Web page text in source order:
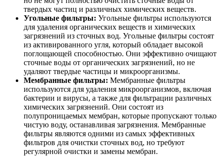
твердых частиц и различных химических веществ.
Угольные фильтры: Угольные фильтры используются
для удаления органических веществ и химических
загрязнений из сточных вод. Угольные фильтры состоят
из активированного угля, который обладает высокой
поглощающей способностью. Они эффективно очищают
сточные воды от органических загрязнений, но не
удаляют твердые частицы и микроорганизмы.
Мембранные фильтры: Мембранные фильтры
используются для удаления микроорганизмов, включая
бактерии и вирусы, а также для фильтрации различных
химических загрязнений. Они состоят из
полупроницаемых мембран, которые пропускают только
чистую воду, останавливая загрязнения. Мембранные
фильтры являются одними из самых эффективных
фильтров для очистки сточных вод, но требуют
регулярной очистки и замены мембран.